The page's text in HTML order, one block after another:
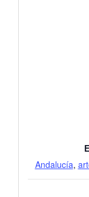
Andalucía,